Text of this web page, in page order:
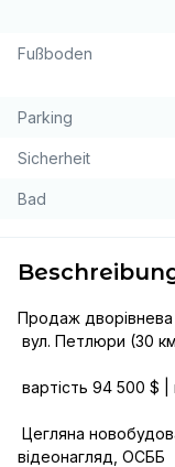
Fußboden
Parking
Sicherheit
Bad
Продаж
відеонагляд, ОСББ